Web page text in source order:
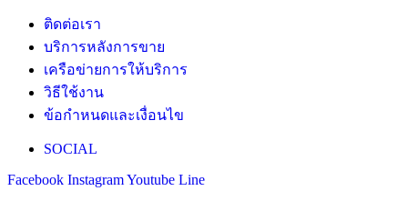
ติดต่อเรา
บริการหลังการขาย
เครือข่ายการให้บริการ
วิธีใช้งาน
ข้อกำหนดและเงื่อนไข
SOCIAL
Facebook InstagramYoutube Line